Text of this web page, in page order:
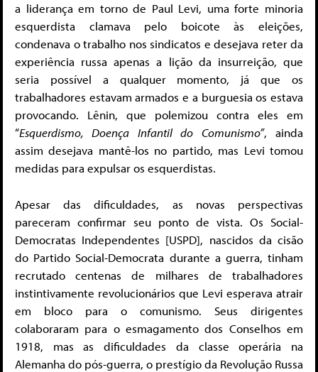
a liderança em torno de Paul Levi, uma forte minoria
esquerdista clamava pelo boicote às eleições,
condenava o trabalho nos sindicatos e desejava reter da
experiência russa apenas a lição da insurreição, que
seria possível a qualquer momento, já que os
trabalhadores estavam armados e a burguesia os estava
provocando. Lênin, que polemizou contra eles em
“Esquerdismo, Doença Infantil do Comunismo”, ainda
assim desejava mantê-los no partido, mas Levi tomou
medidas para expulsar os esquerdistas.
Apesar das dificuldades, as novas perspectivas
pareceram confirmar seu ponto de vista. Os Social-
Democratas Independentes [USPD], nascidos da cisão
do Partido Social-Democrata durante a guerra, tinham
recrutado centenas de milhares de trabalhadores
instintivamente revolucionários que Levi esperava atrair
em bloco para o comunismo. Seus dirigentes
colaboraram para o esmagamento dos Conselhos em
1918, mas as dificuldades da classe operária na
Alemanha do pós-guerra, o prestígio da Revolução Russa